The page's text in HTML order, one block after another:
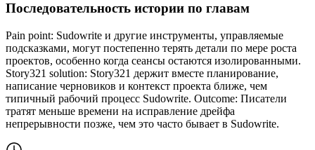
Последовательность истории по главам
Pain point: Sudowrite и другие инструменты, управляемые
подсказками, могут постепенно терять детали по мере роста
проектов, особенно когда сеансы остаются изолированными.
Story321 solution: Story321 держит вместе планирование,
написание черновиков и контекст проекта ближе, чем
типичный рабочий процесс Sudowrite. Outcome: Писатели
тратят меньше времени на исправление дрейфа
непрерывности позже, чем это часто бывает в Sudowrite.